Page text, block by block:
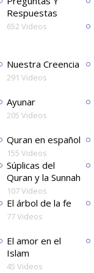
Respuestas
652 Videos
Nuestra Creencia
291 Videos
Ayunar
205 Videos
Quran en español
155 Videos
Súplicas del
Quran y la Sunnah
107 Videos
El árbol de la fe
77 Videos
El amor en el
Islam
45 Videos